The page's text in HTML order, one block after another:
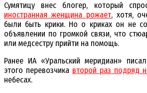
Сумятицу внес блогер, который
иностранная женщина рожает, хотя,
были быть крики. Но о криках он не
объявлении по громкой связи, что
или медсестру прийти на помощь.
Ранее ИА «Уральский меридиан»
этого перевозчика второй раз подряд
небесах.